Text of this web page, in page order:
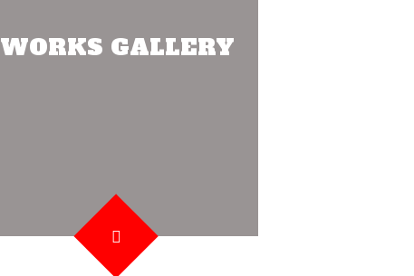
WORKS GALLERY